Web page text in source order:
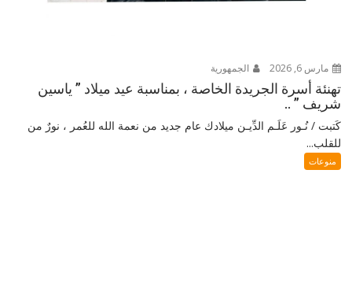
مارس 6, 2026 الجمهورية
تهنئة أسرة الجريدة الخاصة ، بمناسبة عيد ميلاد ” ياسين
شريف ” ..
كَتبت / نُـور عَلَـم الدِّيـن ميلادك عام جديد من نعمة الله للعُمر ، نورٌ من
للقلب...
منوعات